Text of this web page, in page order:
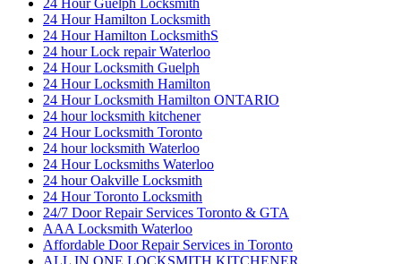
24 Hour Guelph Locksmith
24 Hour Hamilton Locksmith
24 Hour Hamilton LocksmithS
24 hour Lock repair Waterloo
24 Hour Locksmith Guelph
24 Hour Locksmith Hamilton
24 Hour Locksmith Hamilton ONTARIO
24 hour locksmith kitchener
24 Hour Locksmith Toronto
24 hour locksmith Waterloo
24 Hour Locksmiths Waterloo
24 hour Oakville Locksmith
24 Hour Toronto Locksmith
24/7 Door Repair Services Toronto & GTA
AAA Locksmith Waterloo
Affordable Door Repair Services in Toronto